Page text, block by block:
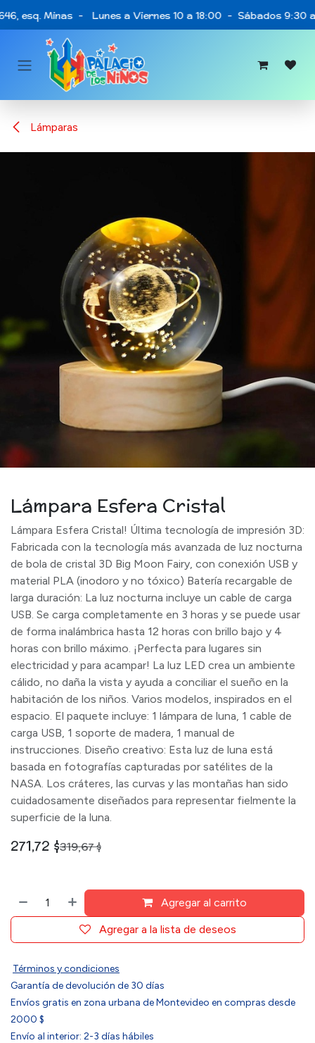
esq. Minas - Lunes a Viernes 10 a 18:00 - Sábados 9:30 a
Lámparas
Lámpara Esfera Cristal
Lámpara Esfera Cristal! Última tecnología de impresión 3D:
Fabricada con la tecnología más avanzada de luz nocturna
de bola de cristal 3D Big Moon Fairy, con conexión USB y
material PLA (inodoro y no tóxico) Batería recargable de
larga duración: La luz nocturna incluye un cable de carga
USB. Se carga completamente en 3 horas y se puede usar
de forma inalámbrica hasta 12 horas con brillo bajo y 4
horas con brillo máximo. ¡Perfecta para lugares sin
electricidad y para acampar! La luz LED crea un ambiente
cálido, no daña la vista y ayuda a conciliar el sueño en la
habitación de los niños. Varios modelos, inspirados en el
espacio. El paquete incluye: 1 lámpara de luna, 1 cable de
carga USB, 1 soporte de madera, 1 manual de
instrucciones. Diseño creativo: Esta luz de luna está
basada en fotografías capturadas por satélites de la
NASA. Los cráteres, las curvas y las montañas han sido
cuidadosamente diseñados para representar fielmente la
superficie de la luna.
271,72 $319,67$
Agregar al carrito
Agregar a la lista de deseos
Términos y condiciones
Garantía de devolución de 30 días
Envíos gratis en zona urbana de Montevideo en compras desde
2000 $
Envío al interior: 2-3 días hábiles